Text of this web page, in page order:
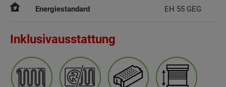
Energiestandard EH 55 GEG
Inklusivausstattung